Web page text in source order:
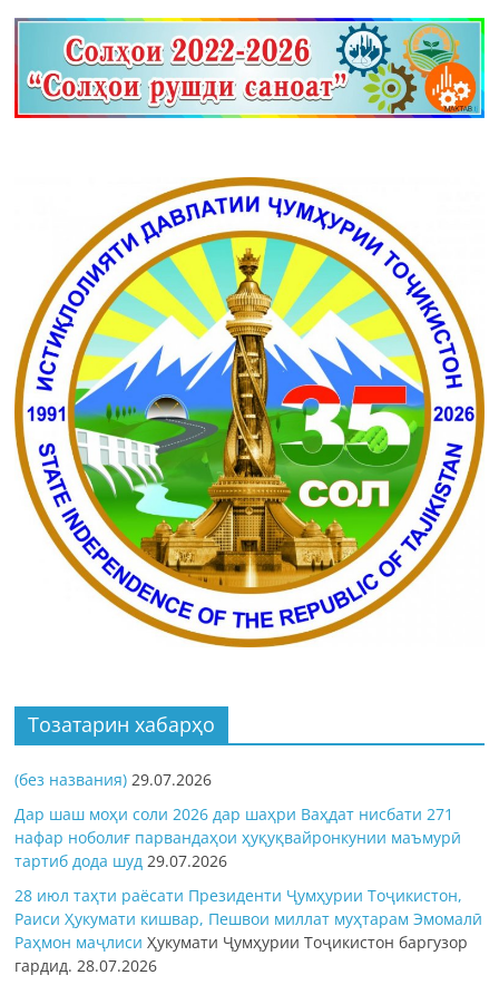
Тозатарин хабарҳо
(без названия) 29.07.2026
Дар шаш моҳи соли 2026 дар шаҳри Ваҳдат нисбати 271
нафар ноболиғ парвандаҳои ҳуқуқвайронкунии маъмурӣ
тартиб дода шуд 29.07.2026
28 июл таҳти раёсати Президенти Ҷумҳурии Тоҷикистон,
Раиси Ҳукумати кишвар, Пешвои миллат муҳтарам Эмомалӣ
Раҳмон маҷлисиҲукумати Ҷумҳурии Тоҷикистон баргузор
гардид. 28.07.2026